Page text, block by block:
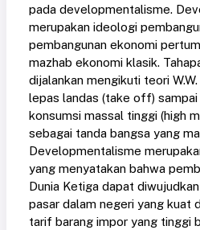
pada developmentalisme.
merupakan ideologi
pembangunan ekonomi
mazhab ekonomi klasik.
dijalankan mengikuti teori
lepas landas (take off)
konsumsi massal tinggi (high
sebagai tanda bangsa yang
Developmentalisme
yang menyatakan bahwa
Dunia Ketiga dapat
pasar dalam negeri yang kuat
tarif barang impor yang tinggi